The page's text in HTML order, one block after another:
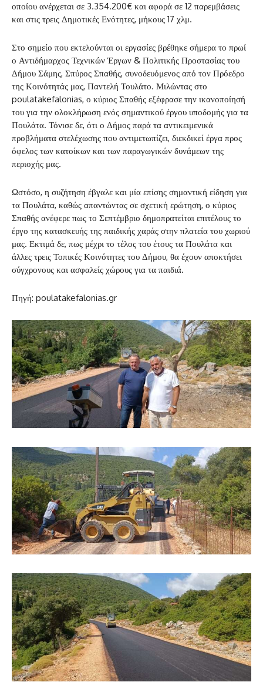
οποίου ανέρχεται σε 3.354.200€ και αφορά σε 12 παρεμβάσεις
και στις τρεις Δημοτικές Ενότητες, μήκους 17 χλμ.
Στο σημείο που εκτελούνται οι εργασίες βρέθηκε σήμερα το πρωί
ο Αντιδήμαρχος Τεχνικών Έργων & Πολιτικής Προστασίας του
Δήμου Σάμης, Σπύρος Σπαθής, συνοδευόμενος από τον Πρόεδρο
της Κοινότητάς μας, Παντελή Τουλάτο. Μιλώντας στο
poulatakefalonias, ο κύριος Σπαθής εξέφρασε την ικανοποίησή
του για την ολοκλήρωση ενός σημαντικού έργου υποδομής για τα
Πουλάτα. Τόνισε δε, ότι ο Δήμος παρά τα αντικειμενικά
προβλήματα στελέχωσης που αντιμετωπίζει, διεκδικεί έργα προς
όφελος των κατοίκων και των παραγωγικών δυνάμεων της
περιοχής μας.
Ωστόσο, η συζήτηση έβγαλε και μία επίσης σημαντική είδηση για
τα Πουλάτα, καθώς απαντώντας σε σχετική ερώτηση, ο κύριος
Σπαθής ανέφερε πως το Σεπτέμβριο δημοπρατείται επιτέλους το
έργο της κατασκευής της παιδικής χαράς στην πλατεία του χωριού
μας. Εκτιμά δε, πως μέχρι το τέλος του έτους τα Πουλάτα και
άλλες τρεις Τοπικές Κοινότητες του Δήμου, θα έχουν αποκτήσει
σύγχρονους και ασφαλείς χώρους για τα παιδιά.
Πηγή: poulatakefalonias.gr